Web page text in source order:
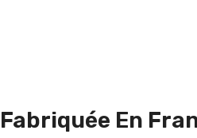
Fabriquée En